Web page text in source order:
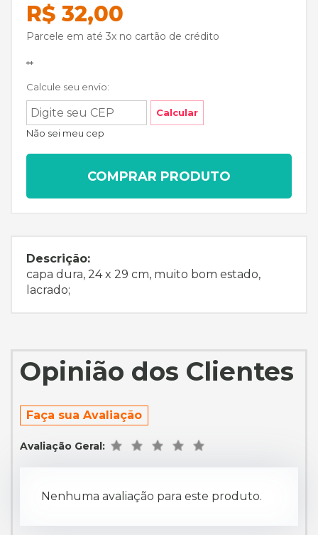
R$ 32,00
Parcele em até 3x no cartão de crédito
**
Calcule seu envio:
Calcular
Não sei meu cep
COMPRAR PRODUTO
Descrição:
capa dura, 24 x 29 cm, muito bom estado,
lacrado;
Opinião dos Clientes
Faça sua Avaliação
Avaliação Geral:
Nenhuma avaliação para este produto.